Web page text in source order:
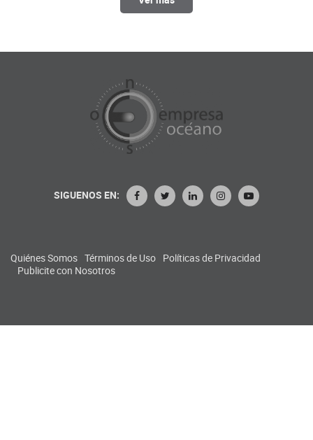
SIGUENOS EN:
Quiénes Somos Términos de Uso Políticas de Privacidad
Publicite con Nosotros